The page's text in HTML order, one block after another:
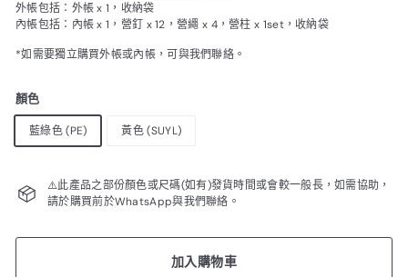
外帳包括：外帳 x 1，收納袋
內帳包括：內帳 x 1，營釘 x 12，營繩 x 4，營柱 x 1set，收納袋
*如需要獨立購買外帳或內帳，可與我們聯絡。
顏色
藍綠色 (PE) 黃色 (SUYL)
⚠️此產品之部份顏色或尺碼(如有)發貨時間或會較一般長，如需協助，
請於購買前於WhatsApp與我們聯絡。
加入購物車